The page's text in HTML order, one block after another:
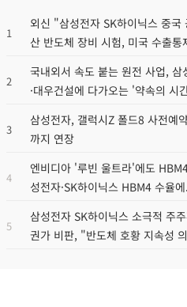
1
외신 "삼성전자 SK하이닉스 중국
산 반도체 장비 시험, 미국 수출통
2
국내외서 속도 붙는 원전 사업, 삼
·대우건설에 다가오는 '약속의 시
3
삼성전자, 갤럭시Z 폴드8 사전예
까지 연장
4
엔비디아 '루빈 울트라'에도
성전자·SK하이닉스 HBM4 수율
5
삼성전자 SK하이닉스 소극적 주
권가 비판, "반도체 호황 지속성